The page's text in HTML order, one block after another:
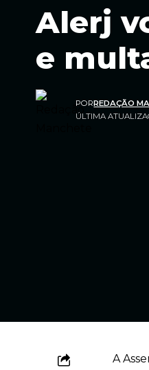
Alerj
e
ÚLTIMA
PORREDAÇÃO
A